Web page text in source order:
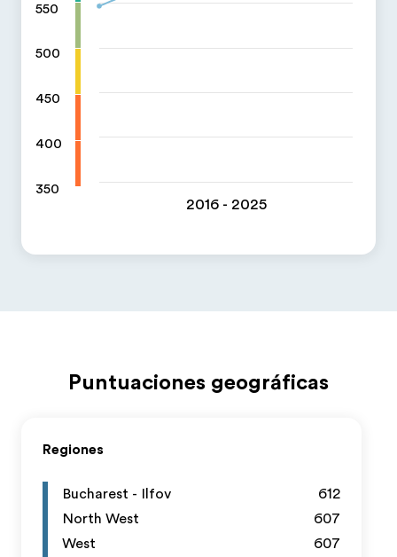
550
500
450
400
350
2016 - 2025
Puntuaciones geográficas
Regiones
Bucharest - Ilfov
612
North West
607
West
607